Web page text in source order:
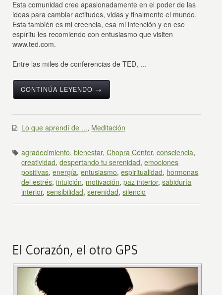
Esta comunidad cree apasionadamente en el poder de las
ideas para cambiar actitudes, vidas y finalmente el mundo.
Esta también es mi creencia, esa mi intención y en ese
espíritu les recomiendo con entusiasmo que visiten
www.ted.com.
Entre las miles de conferencias de TED, ...
CONTINÚA LEYENDO →
Lo que aprendí de ..., Meditación
agradecimiento,bienestar,Chopra Center,consciencia,
creatividad,despertando tu serenidad,emociones
positivas,energía,entusiasmo,espiritualidad, hormonas
del estrés,intuición, motivación,paz interior,sabiduría
interior,sensibilidad,serenidad,silencio
El Corazón, el otro GPS